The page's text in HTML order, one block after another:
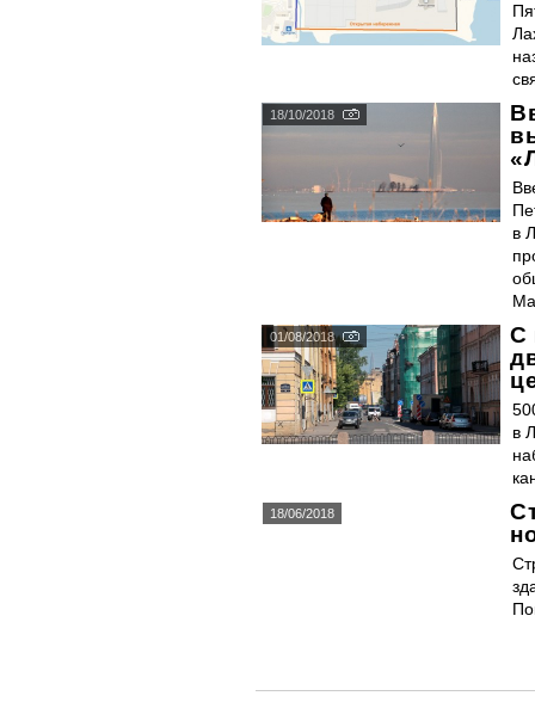
18/10/2018
в
01/08/2018
С
в
18/06/2018